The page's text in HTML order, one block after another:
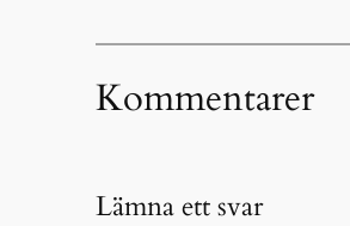
Kommentarer
Lämna ett svar